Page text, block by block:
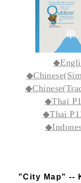
◆Thai
◆Thai
"City Map" --